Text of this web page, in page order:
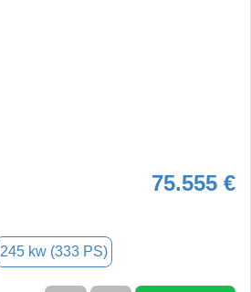
75.555 €
245 kw (333 PS)